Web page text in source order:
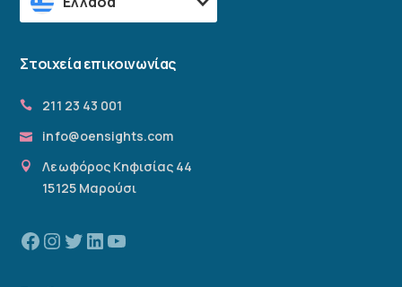
Στοιχεία επικοινωνίας
211 23 43 001
info@oensights.com
Λεωφόρος Κηφισίας 44
15125 Μαρούσι
Facebook
Instagram
TwitterLinkedinYouTube